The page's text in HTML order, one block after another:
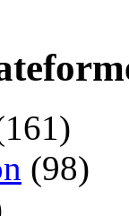
(98)